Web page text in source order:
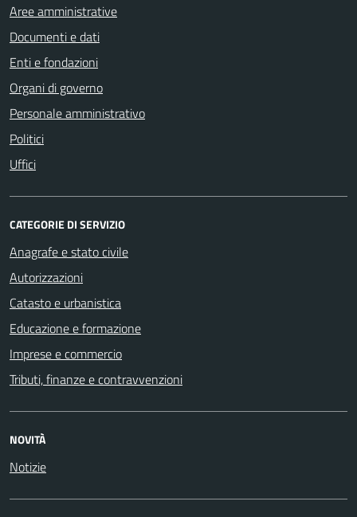
Aree amministrative
Documenti e dati
Enti e fondazioni
Organi di governo
Personale amministrativo
Politici
Uffici
CATEGORIE DI SERVIZIO
Anagrafe e stato civile
Autorizzazioni
Catasto e urbanistica
Educazione e formazione
Imprese e commercio
Tributi, finanze e contravvenzioni
NOVITÀ
Notizie